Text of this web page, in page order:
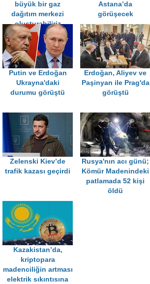
büyük bir gaz
dağıtım merkezi
oluşturabiliriz
Astana’da
görüşecek
Putin ve Erdoğan
Ukrayna'daki
durumu görüştü
Erdoğan, Aliyev ve
Paşinyan ile Prag'da
görüştü
Zelenski Kiev’de
trafik kazası geçirdi
Rusya'nın acı günü;
Kömür Madenindeki
patlamada 52 kişi
öldü
Kazakistan’da,
kriptopara
madenciliğin artması
elektrik sıkıntısına